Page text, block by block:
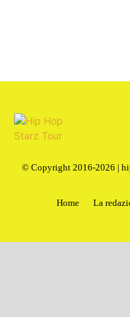
© Copyright 2016-2026 |
Home
La